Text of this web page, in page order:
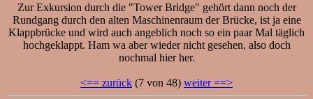
Zur Exkursion durch die "Tower Bridge" gehört dann noch der
Rundgang durch den alten Maschinenraum der Brücke, ist ja eine
Klappbrücke und wird auch angeblich noch so ein paar Mal täglich
hochgeklappt. Ham wa aber wieder nicht gesehen, also doch
nochmal hier her.
<== zurück (7 von 48) weiter ==>